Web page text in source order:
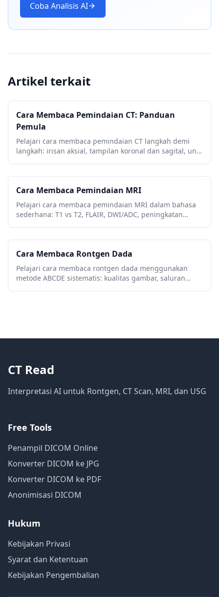
Coba Analisis AI
Artikel terkait
Cara Membaca Pemindaian CT: Panduan
Pemula
Pelajari cara membaca pemindaian CT langkah demi
langkah: irisan aksial, tampilan koronal dan sagital, unit
Cara Membaca Pemindaian MRI
Pelajari cara membaca pemindaian MRI dalam bahasa
sederhana: T1 vs T2, FLAIR, DWI/ADC, peningkatan
Cara Membaca Rontgen Dada
Pelajari cara membaca rontgen dada menggunakan
metode ABCDE sistematis: kualitas gambar, saluran
CT Read
Interpretasi AI untuk Rontgen, CT Scan, MRI, dan USG
Free Tools
Penampil DICOM Online
Konverter DICOM ke JPG
Konverter DICOM ke PDF
Anonimisasi DICOM
Hukum
Kebijakan Privasi
Syarat dan Ketentuan
Kebijakan Pengembalian